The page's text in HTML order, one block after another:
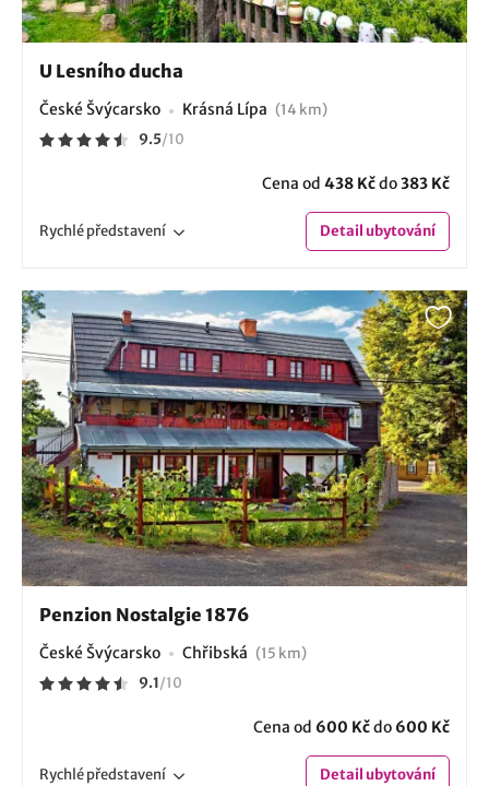
U Lesního ducha
České Švýcarsko Krásná Lípa (14 km)
9.5/10
Cena od 438 Kčdo383 Kč
Rychlépředstavení Detailubytování
Penzion Nostalgie 1876
České Švýcarsko Chřibská (15 km)
9.1/10
Cena od 600 Kčdo 600 Kč
Rychlépředstavení Detailubytování